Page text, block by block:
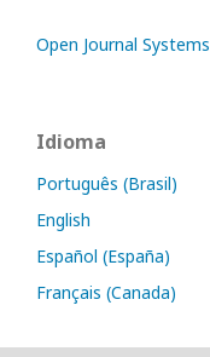
Open Journal Systems
Idioma
Português (Brasil)
English
Español (España)
Français (Canada)